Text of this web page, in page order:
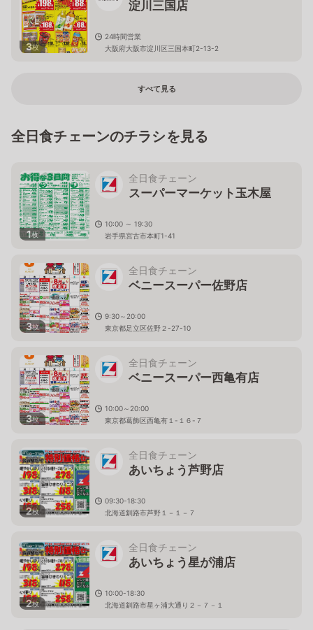
3枚
淀川三国店
24時間営業
大阪府大阪市淀川区三国本町2-13-2
すべて見る
全日食チェーンのチラシを見る
1枚
全日食チェーン
スーパーマーケット玉木屋
10:00 ～ 19:30
岩手県宮古市本町1-41
3枚
全日食チェーン
ベニースーパー佐野店
9:30～20:00
東京都足立区佐野２-27-10
3枚
全日食チェーン
ベニースーパー西亀有店
10:00～20:00
東京都葛飾区西亀有１-１６-７
2枚
全日食チェーン
あいちょう芦野店
09:30-18:30
北海道釧路市芦野１－１－７
2枚
全日食チェーン
あいちょう星が浦店
10:00-18:30
北海道釧路市星ヶ浦大通り２－７－１